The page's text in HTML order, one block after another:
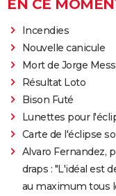
EN CE
Incendies
Nouvelle canicule
Mort de Jorge
Résultat Loto
Bison Futé
Lunettes pour
Carte de l'éclipse
Alvaro Fernandez,
draps : "L'idéal est
au maximum tous